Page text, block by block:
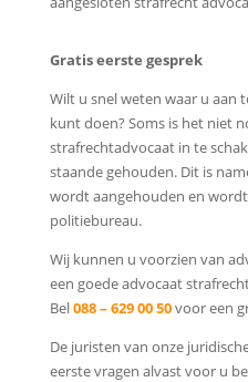
Gratis eerste gesprek
Wilt u snel weten waar u aan
kunt doen? Soms is het niet
strafrechtadvocaat in te
staande gehouden. Dit is
wordt aangehouden en
politiebureau.
Wij kunnen u voorzien van
een goede advocaat
Bel088 – 629 00 50voor een
De juristen van onze
eerste vragen alvast voor u